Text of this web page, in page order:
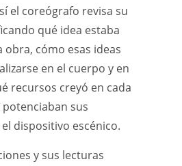
el coreógrafo revisa su
qué idea estaba
obra, cómo esas ideas
en el cuerpo y en
recursos creyó en cada
sus
dispositivo escénico.
y sus lecturas